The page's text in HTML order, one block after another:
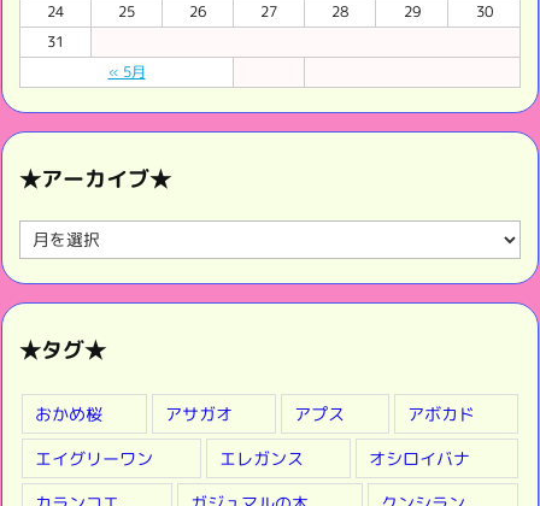
« 5月
24
25 26 27 28 29
30
31
★アーカイブ★
★
ア
ー
カ
イ
ブ
★タグ★
おかめ桜 アサガオ アプス
アボカド
エイグリーワン
エレガンス
オシロイバナ